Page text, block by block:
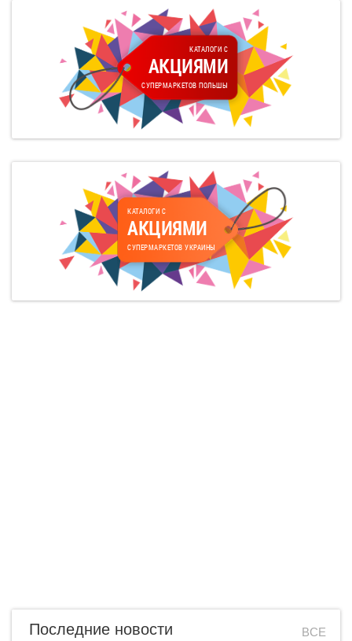
КАТАЛОГИ С
АКЦИЯМИ
СУПЕРМАРКЕТОВ ПОЛЬШЫ
КАТАЛОГИ С
АКЦИЯМИ
СУПЕРМАРКЕТОВ УКРАИНЫ
Последние новости ВСЕ